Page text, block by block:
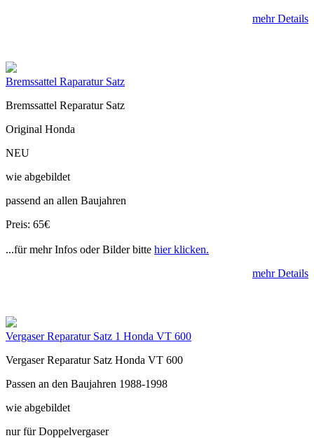
mehr Details
Bremssattel Raparatur Satz
Bremssattel Reparatur Satz
Original Honda
NEU
wie abgebildet
passend an allen Baujahren
Preis: 65€
...für mehr Infos oder Bilder bitte hier klicken.
mehr Details
Vergaser Reparatur Satz 1 Honda VT 600
Vergaser Reparatur Satz Honda VT 600
Passen an den Baujahren 1988-1998
wie abgebildet
nur für Doppelvergaser